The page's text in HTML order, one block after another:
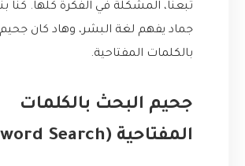
تبعنا، المشكلة في الفكرة كلها. كنا
جماد يفهم لغة البشر، وهاد كان
بالكلمات المفتاحية.
جحيم البحث بالكلمات
المفتاحية (Keyword Search)